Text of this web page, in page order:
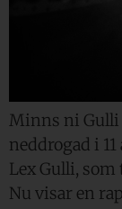
Minns ni Gulli
neddrogad i
Lex Gulli,
Nu visar en